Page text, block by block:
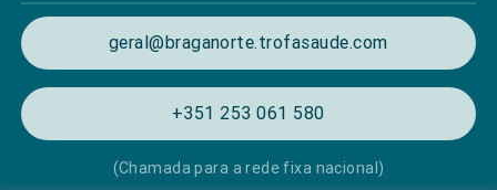
geral@braganorte.trofasaude.com
+351 253 061 580
(Chamada para a rede fixa nacional)